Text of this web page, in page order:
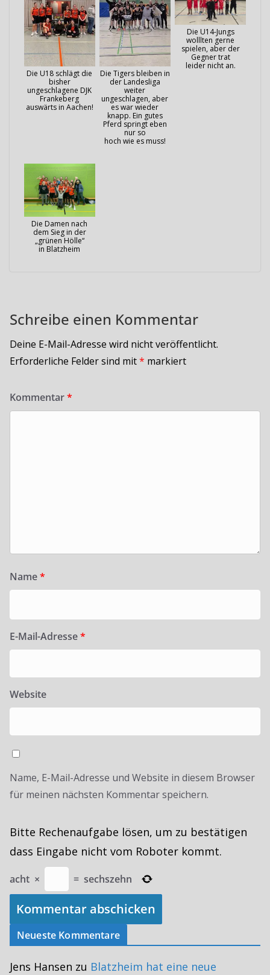
Die U18 schlägt die
bisher
ungeschlagene DJK
Frankeberg
auswärts in Aachen!
Die Tigers bleiben in
der Landesliga
weiter
ungeschlagen, aber
es war wieder
knapp. Ein gutes
Pferd springt eben
nur so
hoch wie es muss!
Die U14-Jungs
wolllten gerne
spielen, aber der
Gegner trat
leider nicht an.
Die Damen nach
dem Sieg in der
„grünen Hölle“
in Blatzheim
Schreibe einen Kommentar
Deine E-Mail-Adresse wird nicht veröffentlicht.
Erforderliche Felder sind mit* markiert
Kommentar*
Name*
E-Mail-Adresse*
Website
Name, E-Mail-Adresse und Website in diesem Browser
für meinen nächsten Kommentar speichern.
Bitte Rechenaufgabe lösen, um zu bestätigen
dass Eingabe nicht vom Roboter kommt.
acht × = sechszehn
Neueste Kommentare
Jens Hansen zu Blatzheim hat eine neue